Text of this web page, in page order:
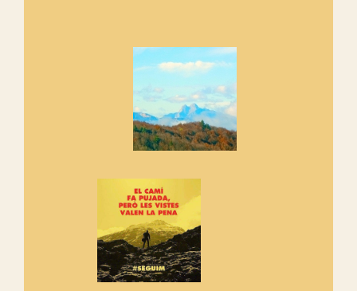
Si no podem caminar, alguna
cosa hem de fer...
Els Centpeus signen el
Manifest a favor dels Camins
adhereix-te al manifest!
Rebem un diploma dels
Amics de Sant Aniol d'Aguja
Els Centpeus estem implicats
amb la recuperació del refugi i